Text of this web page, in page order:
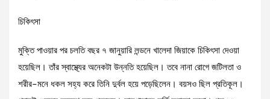
চিকিৎসা
মুক্তি পাওয়ার পর চলতি বছর ৭ জানুয়ারি লন্ডনে খালেদা জিয়াকে চিকিৎসা দেওয়া
হয়েছিল। তাঁর স্বাস্থ্যের অনেকটা উন্নতি হয়েছিল। তবে নানা রোগে জটিলতা ও
শরীর–মনে ধকল সহ্য করে তিনি দুর্বল হয়ে পড়েছিলেন। বয়সও ছিল প্রতিকূল।